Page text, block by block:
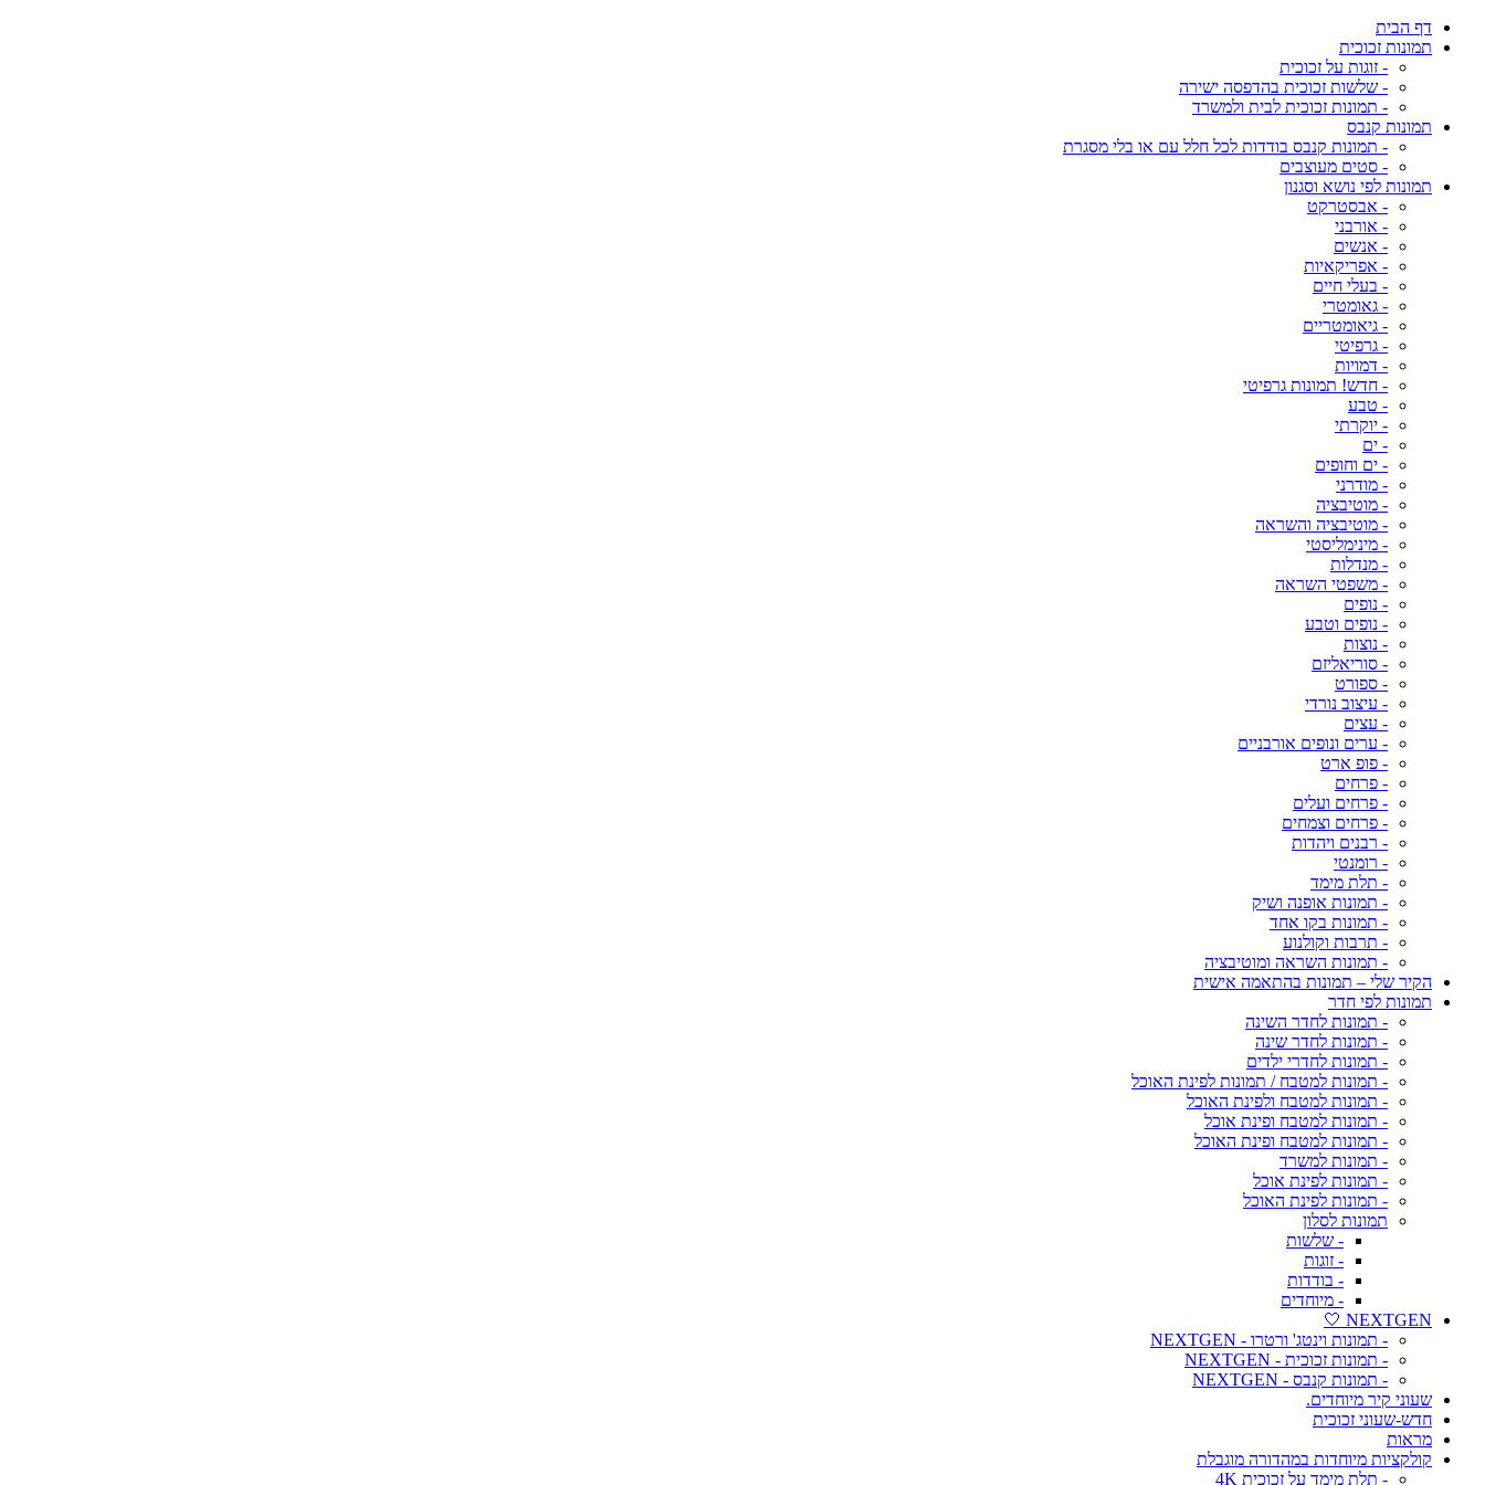
דף הבית
תמונות זכוכית
- זוגות על זכוכית
- שלשות זכוכית בהדפסה ישירה
- תמונות זכוכית לבית ולמשרד
תמונות קנבס
- תמונות קנבס בודדות לכל חלל עם או בלי מסגרת
- סטים מעוצבים
תמונות לפי נושא וסגנון
- אבסטרקט
- אורבני
- אנשים
- אפריקאיות
- בעלי חיים
- גאומטרי
- גיאומטריים
- גרפיטי
- דמויות
- חדש! תמונות גרפיטי
- טבע
- יוקרתי
- ים
- ים וחופים
- מודרני
- מוטיבציה
- מוטיבציה והשראה
- מינימליסטי
- מנדלות
- משפטי השראה
- נופים
- נופים וטבע
- נוצות
- סוריאליזם
- ספורט
- עיצוב נורדי
- עצים
- ערים ונופים אורבניים
- פופ ארט
- פרחים
- פרחים ועלים
- פרחים וצמחים
- רבנים ויהדות
- רומנטי
- תלת מימד
- תמונות אופנה ושיק
- תמונות בקו אחד
- תרבות וקולנוע
- תמונות השראה ומוטיבציה
הקיר שלי – תמונות בהתאמה אישית
תמונות לפי חדר
- תמונות לחדר השינה
- תמונות לחדר שינה
- תמונות לחדרי ילדים
- תמונות למטבח / תמונות לפינת האוכל
- תמונות למטבח ולפינת האוכל
- תמונות למטבח ופינת אוכל
- תמונות למטבח ופינת האוכל
- תמונות למשרד
- תמונות לפינת אוכל
- תמונות לפינת האוכל
תמונות לסלון
- שלשות
- זוגות
- בודדות
- מיוחדים
NEXTGEN 🤍
- תמונות וינטג' ורטרו - NEXTGEN
- תמונות זכוכית - NEXTGEN
- תמונות קנבס - NEXTGEN
שעוני קיר מיוחדים.
חדש-שעוני זכוכית
מראות
קולקציות מיוחדות במהדורה מוגבלת
- תלת מימד על זכוכית 4K